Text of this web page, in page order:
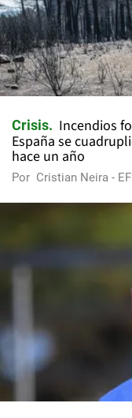
Crisis
Incendios
España se
hace un año
Por Cristian Neira -